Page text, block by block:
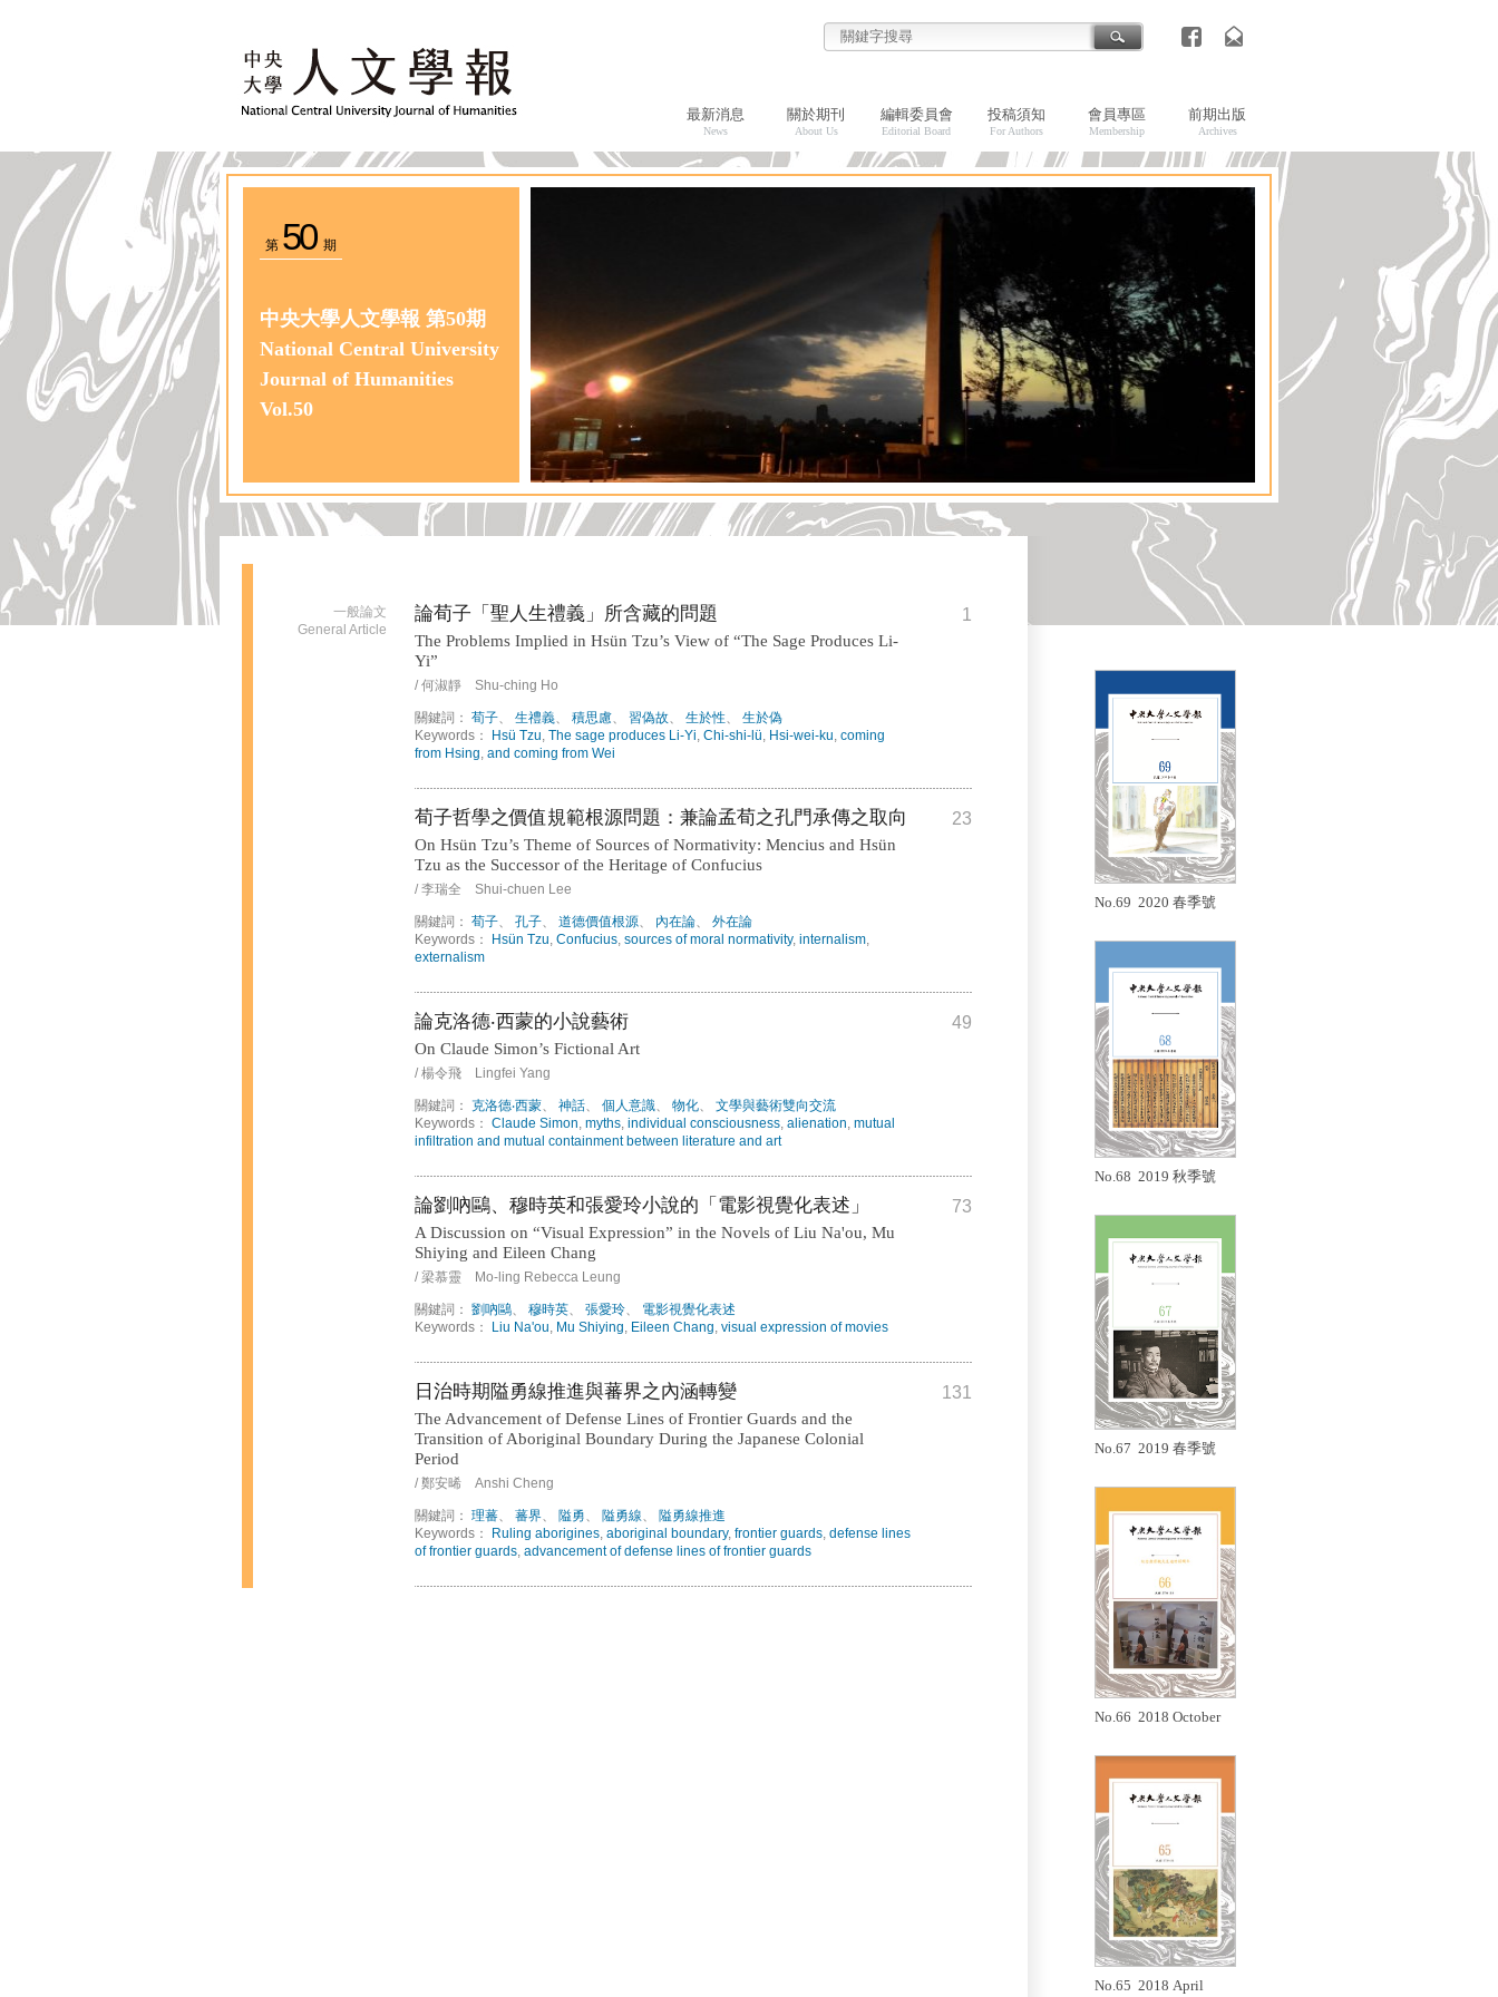
最新消息
News
關於期刊
About Us
編輯委員會
Editorial Board
投稿須知
For Authors
會員專區
Membership
前期出版
Archives
第 50期
中央大學人文學報 第50期
National Central University
Journal of Humanities
Vol.50
一般論文
General Article
論荀子「聖人生禮義」所含藏的問題
The Problems Implied in Hsün Tzu’s View of “The Sage Produces Li-
Yi”
/ 何淑靜 Shu-ching Ho
關鍵詞： 荀子、 生禮義、 積思慮、 習偽故、 生於性、 生於偽
Keywords：
Hsü Tzu, The sage produces Li-Yi, Chi-shi-lü, Hsi-wei-ku, coming
from Hsing, and coming from Wei
1
荀子哲學之價值規範根源問題：兼論孟荀之孔門承傳之取向
On Hsün Tzu’s Theme of Sources of Normativity: Mencius and Hsün
Tzu as the Successor of the Heritage of Confucius
/ 李瑞全 Shui-chuen Lee
關鍵詞： 荀子、 孔子、 道德價值根源、 內在論、 外在論
Keywords：
Hsün Tzu, Confucius, sources of moral normativity, internalism,
externalism
23
論克洛德‧西蒙的小說藝術
On Claude Simon’s Fictional Art
/ 楊令飛 Lingfei Yang
關鍵詞： 克洛德‧西蒙、 神話、 個人意識、 物化、 文學與藝術雙向交流
Keywords： Claude Simon, myths, individual consciousness, alienation, mutual
infiltration and mutual containment between literature and art
49
論劉吶鷗、穆時英和張愛玲小說的「電影視覺化表述」
A Discussion on “Visual Expression” in the Novels of Liu Na'ou, Mu
Shiying and Eileen Chang
/ 梁慕靈 Mo-ling Rebecca Leung
關鍵詞： 劉吶鷗、 穆時英、 張愛玲、 電影視覺化表述
Keywords：
Liu Na'ou, Mu Shiying, Eileen Chang, visual expression of movies
73
日治時期隘勇線推進與蕃界之內涵轉變
The Advancement of Defense Lines of Frontier Guards and the
Transition of Aboriginal Boundary During the Japanese Colonial
Period
/ 鄭安晞 Anshi Cheng
關鍵詞： 理蕃、 蕃界、 隘勇、 隘勇線、 隘勇線推進
Keywords：
Ruling aborigines, aboriginal boundary, frontier guards, defense lines
of frontier guards, advancement of defense lines of frontier guards
131
No.69 2020 春季號
No.68 2019 秋季號
No.67 2019 春季號
No.66 2018 October
No.65 2018 April